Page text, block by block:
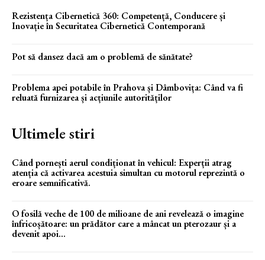
Rezistența Cibernetică 360: Competență, Conducere și
Inovație în Securitatea Cibernetică Contemporană
Pot să dansez dacă am o problemă de sănătate?
Problema apei potabile în Prahova și Dâmbovița: Când va fi
reluată furnizarea și acțiunile autorităților
Ultimele stiri
Când pornești aerul condiționat în vehicul: Experții atrag
atenția că activarea acestuia simultan cu motorul reprezintă o
eroare semnificativă.
O fosilă veche de 100 de milioane de ani revelează o imagine
înfricoșătoare: un prădător care a mâncat un pterozaur și a
devenit apoi...